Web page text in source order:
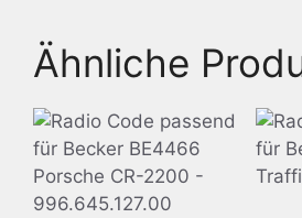
Ähnliche